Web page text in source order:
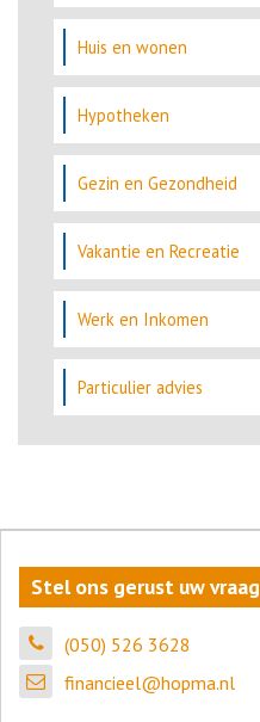
Huis en wonen
Hypotheken
Gezin en Gezondheid
Vakantie en Recreatie
Werk en Inkomen
Particulier advies
Stel ons gerust uw vraag
(050) 526 3628
financieel@hopma.nl